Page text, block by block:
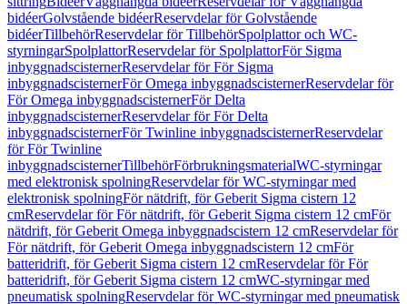
bidéerGolvstående bidéerReservdelar för Golvstående
bidéerTillbehörReservdelar för TillbehörSpolplattor och WC-
styrningarSpolplattorReservdelar för SpolplattorFör Sigma
inbyggnadscisternerReservdelar för För Sigma
inbyggnadscisternerFör Omega inbyggnadscisternerReservdelar för
För Omega inbyggnadscisternerFör Delta
inbyggnadscisternerReservdelar för För Delta
inbyggnadscisternerFör Twinline inbyggnadscisternerReservdelar
för För Twinline
inbyggnadscisternerTillbehörFörbrukningsmaterialWC-styrningar
med elektronisk spolningReservdelar för WC-styrningar med
elektronisk spolningFör nätdrift, för Geberit Sigma cistern 12
cmReservdelar för För nätdrift, för Geberit Sigma cistern 12 cmFör
nätdrift, för Geberit Omega inbyggnadscistern 12 cmReservdelar för
För nätdrift, för Geberit Omega inbyggnadscistern 12 cmFör
batteridrift, för Geberit Sigma cistern 12 cmReservdelar för För
batteridrift, för Geberit Sigma cistern 12 cmWC-styrningar med
pneumatisk spolningReservdelar för WC-styrningar med pneumatisk